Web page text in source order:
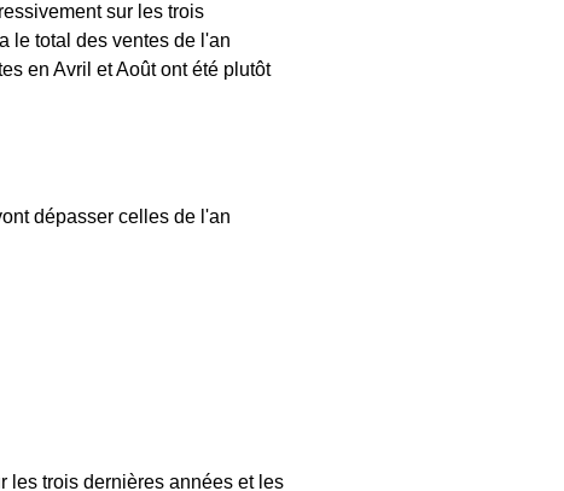
sur les trois
le total des ventes de l'an
en Avril et Août ont été plutôt
dépasser celles de l'an
les trois dernières années et les